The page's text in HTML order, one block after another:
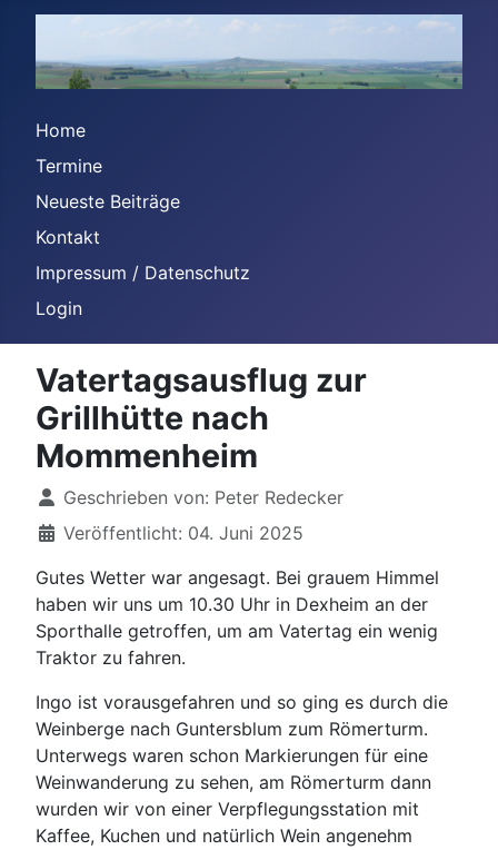
Home
Termine
Neueste Beiträge
Kontakt
Impressum / Datenschutz
Login
Vatertagsausflug zur
Grillhütte nach
Mommenheim
DetailsGeschrieben von: Peter Redecker
Veröffentlicht: 04. Juni 2025
Gutes Wetter war angesagt. Bei grauem Himmel
haben wir uns um 10.30 Uhr in Dexheim an der
Sporthalle getroffen, um am Vatertag ein wenig
Traktor zu fahren.
Ingo ist vorausgefahren und so ging es durch die
Weinberge nach Guntersblum zum Römerturm.
Unterwegs waren schon Markierungen für eine
Weinwanderung zu sehen, am Römerturm dann
wurden wir von einer Verpflegungsstation mit
Kaffee, Kuchen und natürlich Wein angenehm